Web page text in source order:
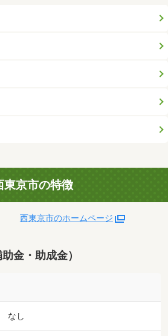
東京市の特徴
西東京市のホームページ
金・助成金）
なし